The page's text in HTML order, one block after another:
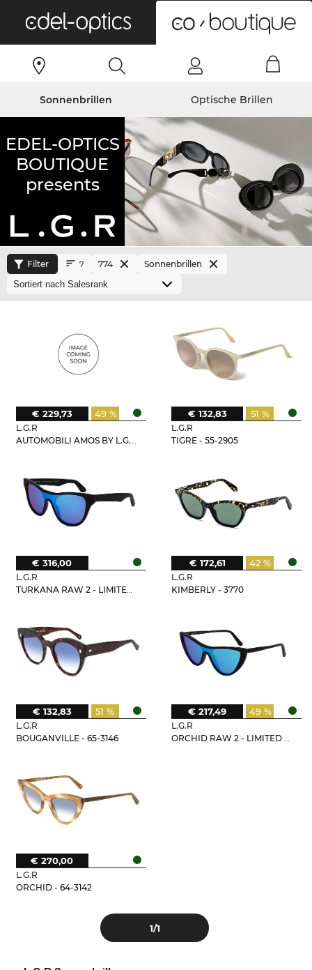
Sonnenbrillen Optische Brillen
EDEL-OPTICS
BOUTIQUE
presents
Filter 7 774 Sonnenbrillen
L.G.R
AUTOMOBILI AMOS BY L.G.R - 68-4036
49 %
€ 229,73
L.G.R
TIGRE - 55-2905
51 %
€ 132,83
L.G.R
TURKANA RAW 2 - LIMITED EDITION
€ 316,00
L.G.R
KIMBERLY - 3770
42 %
€ 172,61
L.G.R
BOUGANVILLE - 65-3146
51 %
€ 132,83
L.G.R
ORCHID RAW 2 - LIMITED EDITION
49 %
€ 217,49
L.G.R
ORCHID - 64-3142
€ 270,00
1/1